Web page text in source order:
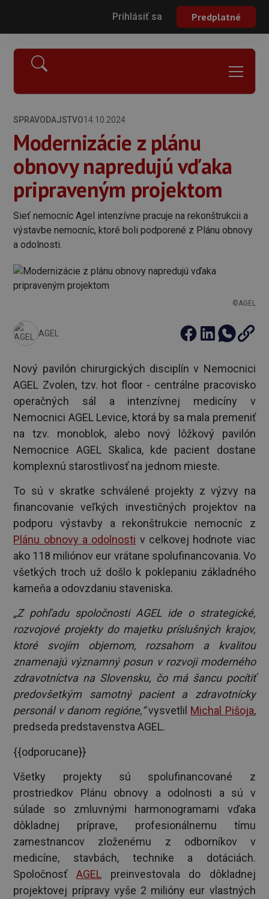
Prihlásiť sa Predplatné
SPRAVODAJSTVO14.10.2024
Modernizácie z plánu
obnovy napredujú vďaka
pripraveným projektom
Sieť nemocníc Agel intenzívne pracuje na rekonštrukcii a
výstavbe nemocníc, ktoré boli podporené z Plánu obnovy
a odolnosti.
©AGEL
AGEL
Nový pavilón chirurgických disciplín v Nemocnici
AGEL Zvolen, tzv. hot floor - centrálne pracovisko
operačných sál a intenzívnej medicíny v
Nemocnici AGEL Levice, ktorá by sa mala premeniť
na tzv. monoblok, alebo nový lôžkový pavilón
Nemocnice AGEL Skalica, kde pacient dostane
komplexnú starostlivosť na jednom mieste.
To sú v skratke schválené projekty z výzvy na
financovanie veľkých investičných projektov na
podporu výstavby a rekonštrukcie nemocníc z
Plánu obnovy a odolnosti v celkovej hodnote viac
ako 118 miliónov eur vrátane spolufinancovania. Vo
všetkých troch už došlo k poklepaniu základného
kameňa a odovzdaniu staveniska.
„Z pohľadu spoločnosti AGEL ide o strategické,
rozvojové projekty do majetku príslušných krajov,
ktoré svojím objemom, rozsahom a kvalitou
znamenajú významný posun v rozvoji moderného
zdravotníctva na Slovensku, čo má šancu pocítiť
predovšetkým samotný pacient a zdravotnícky
personál v danom regióne,“vysvetlil Michal Pišoja,
predseda predstavenstva AGEL.
{{odporucane}}
Všetky projekty sú spolufinancované z
prostriedkov Plánu obnovy a odolnosti a sú v
súlade so zmluvnými harmonogramami vďaka
dôkladnej príprave, profesionálnemu tímu
zamestnancov zloženému z odborníkov v
medicíne, stavbách, technike a dotáciách.
Spoločnosť AGELpreinvestovala do dôkladnej
projektovej prípravy vyše 2 milióny eur vlastných